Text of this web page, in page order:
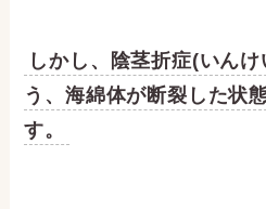
しかし、陰茎折症(いん
う、海綿体が断裂した状
す。